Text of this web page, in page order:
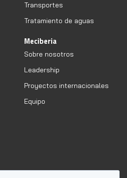
Transportes
Tratamiento de aguas
Meciberia
Sobre nosotros
Leadership
Proyectos internacionales
Equipo